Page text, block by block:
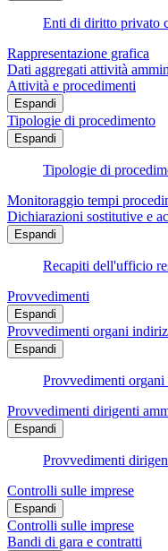
Enti di diritto privato
Rappresentazione grafica
Dati aggregati attività
Attività e procedimenti
Espandi
Tipologie di procedimento
Espandi
Tipologie di
Monitoraggio tempi
Dichiarazioni sostitutive e
Espandi
Recapiti dell'ufficio
Provvedimenti
Espandi
Provvedimenti organi
Espandi
Provvedimenti
Provvedimenti dirigenti
Espandi
Provvedimenti
Controlli sulle imprese
Espandi
Controlli sulle imprese
Bandi di gara e contratti